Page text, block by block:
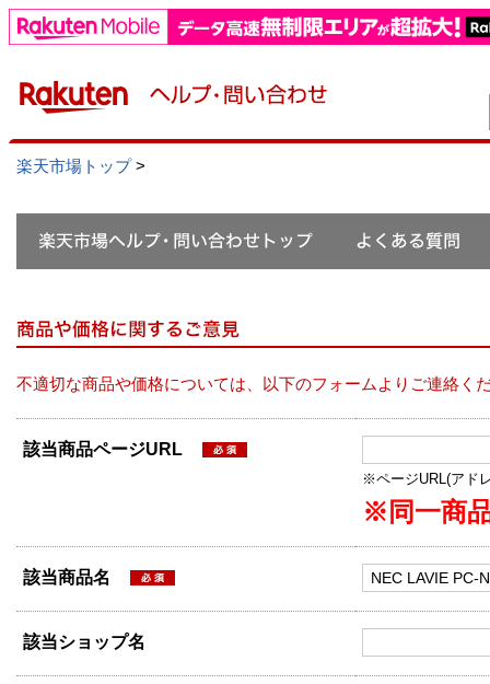
楽天市場トップ>
不適切な商品や価格については、以下のフォームよりご連絡く
該当商品ページURL
※ページURL(アド
※同一商
該当商品名
該当ショップ名